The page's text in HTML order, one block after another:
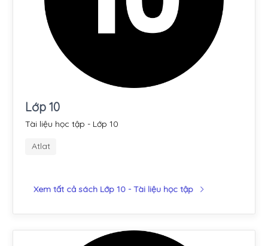
Lớp 10
Tài liệu học tập - Lớp 10
Atlat
Xem tất cả sách Lớp 10 - Tài liệu học tập